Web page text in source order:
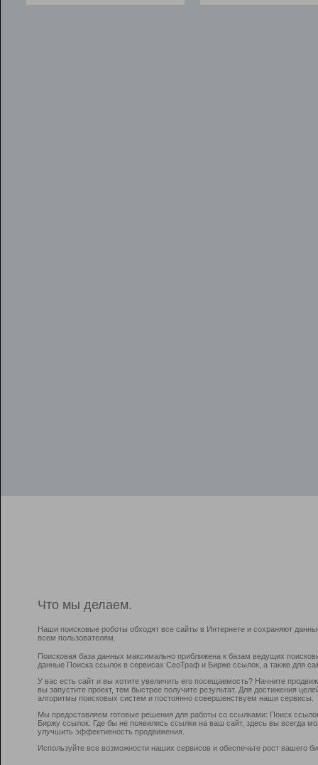
Что мы делаем.
Наши поисковые роботы обходят все сайты в Интернете и сохраняют
всем пользователям.
Поисковая база данных максимально приближена к базам ведущих
данные Поиска ссылок в сервисах СеоТраф и Бирже ссылок, а также для
У вас есть сайт и вы хотите увеличить его посещаемость? Начните
вы запустите проект, тем быстрее получите результат. Для достижения
алгоритмы поисковых систем и постоянно совершенствуем наши сервисы.
Мы предоставляем готовые решения для работы со ссылками: Поиск
Биржу ссылок. Где бы не появились ссылки на ваш сайт, здесь вы всегда
улучшить эффективность продвижения.
Используйте все возможности наших сервисов и обеспечьте рост вашего